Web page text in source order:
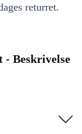
returret.
Beskrivelse